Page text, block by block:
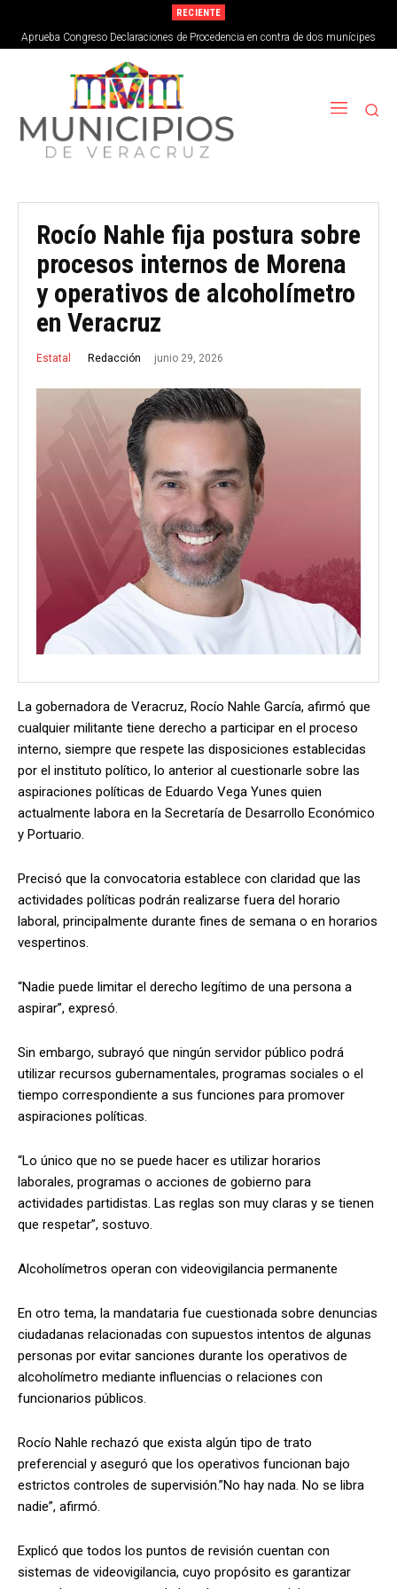
RECIENTE
Aprueba Congreso Declaraciones de Procedencia en contra de dos munícipes
Rocío Nahle fija postura sobre
procesos internos de Morena
y operativos de alcoholímetro
en Veracruz
Estatal Redacción junio 29, 2026
La gobernadora de Veracruz, Rocío Nahle García, afirmó que
cualquier militante tiene derecho a participar en el proceso
interno, siempre que respete las disposiciones establecidas
por el instituto político, lo anterior al cuestionarle sobre las
aspiraciones políticas de Eduardo Vega Yunes quien
actualmente labora en la Secretaría de Desarrollo Económico
y Portuario.
Precisó que la convocatoria establece con claridad que las
actividades políticas podrán realizarse fuera del horario
laboral, principalmente durante fines de semana o en horarios
vespertinos.
“Nadie puede limitar el derecho legítimo de una persona a
aspirar”, expresó.
Sin embargo, subrayó que ningún servidor público podrá
utilizar recursos gubernamentales, programas sociales o el
tiempo correspondiente a sus funciones para promover
aspiraciones políticas.
“Lo único que no se puede hacer es utilizar horarios
laborales, programas o acciones de gobierno para
actividades partidistas. Las reglas son muy claras y se tienen
que respetar”, sostuvo.
Alcoholímetros operan con videovigilancia permanente
En otro tema, la mandataria fue cuestionada sobre denuncias
ciudadanas relacionadas con supuestos intentos de algunas
personas por evitar sanciones durante los operativos de
alcoholímetro mediante influencias o relaciones con
funcionarios públicos.
Rocío Nahle rechazó que exista algún tipo de trato
preferencial y aseguró que los operativos funcionan bajo
estrictos controles de supervisión.”No hay nada. No se libra
nadie”, afirmó.
Explicó que todos los puntos de revisión cuentan con
sistemas de videovigilancia, cuyo propósito es garantizar